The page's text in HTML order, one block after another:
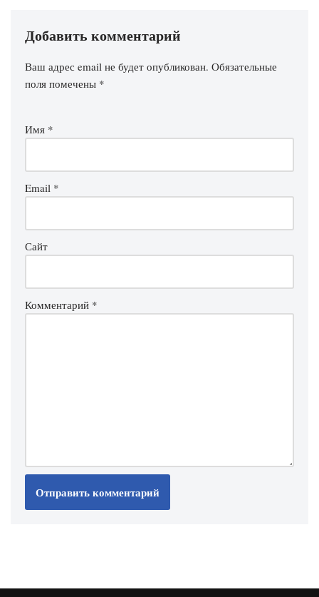
Добавить комментарий
Ваш адрес email не будет опубликован. Обязательные
поля помечены *
Имя *
Email *
Сайт
Комментарий *